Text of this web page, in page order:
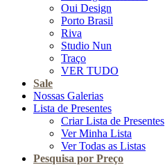
Oui Design
Porto Brasil
Riva
Studio Nun
Traço
VER TUDO
Sale
Nossas Galerias
Lista de Presentes
Criar Lista de Presentes
Ver Minha Lista
Ver Todas as Listas
Pesquisa por Preço